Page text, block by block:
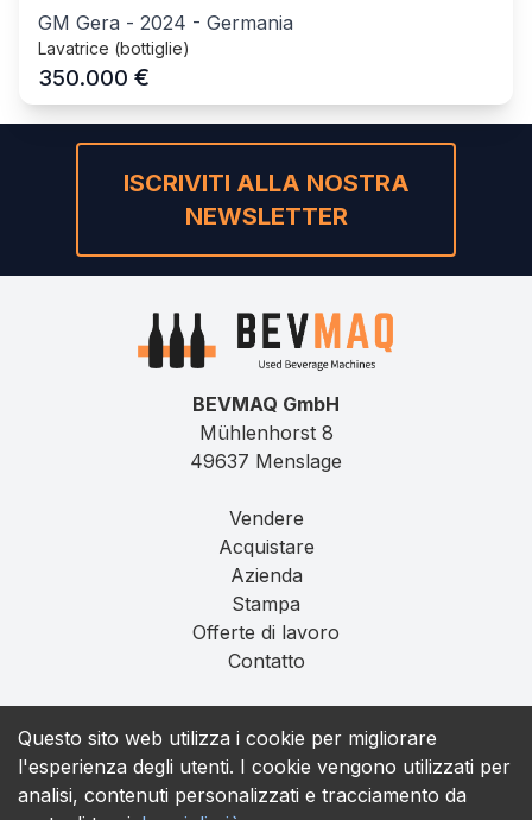
GM Gera - 2024 - Germania
Lavatrice (bottiglie)
350.000 €
Questo sito web utilizza i cookie per migliorare
l'esperienza degli utenti. I cookie vengono utilizzati per
analisi, contenuti personalizzati e tracciamento da
ISCRIVITI ALLA NOSTRA
NEWSLETTER
BEVMAQ GmbH
Mühlenhorst 8
49637 Menslage
Vendere
Acquistare
Azienda
Stampa
Offerte di lavoro
Contatto
Privacy
T&C